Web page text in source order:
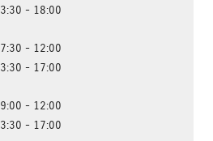
- 18:00
- 12:00
- 17:00
- 12:00
- 17:00